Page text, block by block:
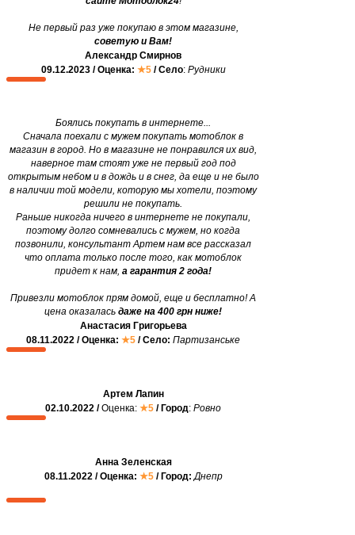
Не первый раз уже покупаю в этом магазине,
советую и Вам!
Александр Смирнов
09.12.2023 / Оценка: ★5 / Село: Рудники
Боялись покупать в интернете...
Сначала поехали с мужем покупать мотоблок в
магазин в город. Но в магазине не понравился их вид,
наверное там стоят уже не первый год под
открытым небом и в дождь и в снег, да еще и не было
в наличии той модели, которую мы хотели, поэтому
решили не покупать.
Раньше никогда ничего в интернете не покупали,
поэтому долго сомневались с мужем, но когда
позвонили, консультант Артем нам все рассказал
что оплата только после того, как мотоблок
придет к нам, а гарантия 2 года!
Привезли мотоблок прям домой, еще и бесплатно! А
цена оказалась даже на 400 грн ниже!
Анастасия Григорьева
08.11.2022 / Оценка: ★5 / Село: Партизанське
Артем Лапин
02.10.2022 /Оценка: ★5 / Город: Ровно
Анна Зеленская
08.11.2022 / Оценка: ★5 / Город: Днепр